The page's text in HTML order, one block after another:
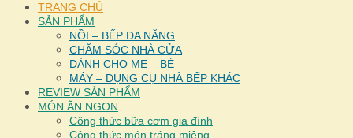
TRANG CHỦ
SẢN PHẨM
NỒI – BẾP ĐA NĂNG
CHĂM SÓC NHÀ CỬA
DÀNH CHO MẸ – BÉ
MÁY – DỤNG CỤ NHÀ BẾP KHÁC
REVIEW SẢN PHẨM
MÓN ĂN NGON
Công thức bữa cơm gia đình
Công thức món tráng miệng